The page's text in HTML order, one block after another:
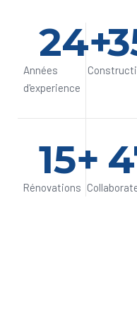
Années
d'experience
24+
Rénovations
15+